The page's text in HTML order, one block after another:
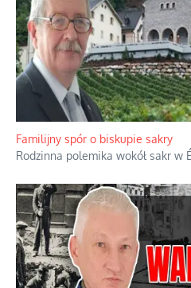
Familijny spór o biskupie sakry
Rodzinna polemika wokół sakr w